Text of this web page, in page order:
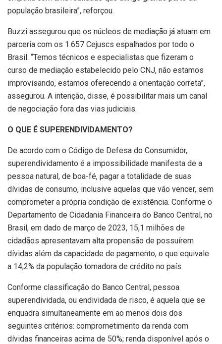
população brasileira”, reforçou.
Buzzi assegurou que os núcleos de mediação já atuam em
parceria com os 1.657 Cejuscs espalhados por todo o
Brasil. “Temos técnicos e especialistas que fizeram o
curso de mediação estabelecido pelo CNJ, não estamos
improvisando, estamos oferecendo a orientação correta”,
assegurou. A intenção, disse, é possibilitar mais um canal
de negociação fora das vias judiciais.
O QUE É SUPERENDIVIDAMENTO?
De acordo com o Código de Defesa do Consumidor,
superendividamento é a impossibilidade manifesta de a
pessoa natural, de boa-fé, pagar a totalidade de suas
dívidas de consumo, inclusive aquelas que vão vencer, sem
comprometer a própria condição de existência. Conforme o
Departamento de Cidadania Financeira do Banco Central, no
Brasil, em dado de março de 2023, 15,1 milhões de
cidadãos apresentavam alta propensão de possuírem
dívidas além da capacidade de pagamento, o que equivale
a 14,2% da população tomadora de crédito no país.
Conforme classificação do Banco Central, pessoa
superendividada, ou endividada de risco, é aquela que se
enquadra simultaneamente em ao menos dois dos
seguintes critérios: comprometimento da renda com
dívidas financeiras acima de 50%; renda disponível após o